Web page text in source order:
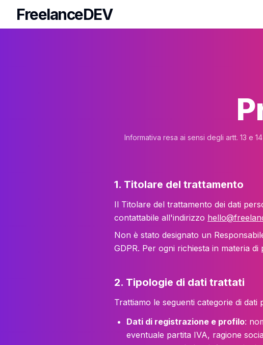
FreelanceDEV
FreelanceDEV
Informativa resa ai sensi degli artt. 13 e
1. Titolare del trattamento
Il Titolare del trattamento dei dati
contattabile all'indirizzo
Non è stato designato un
GDPR. Per ogni richiesta in materia
2. Tipologie di dati trattati
Trattiamo le seguenti categorie di dati
Dati di registrazione e profilo:
eventuale partita IVA, ragione